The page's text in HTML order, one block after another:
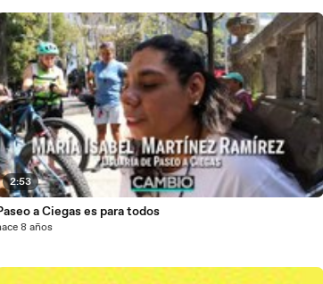
2:53
a Ciegas es para todos
8 años